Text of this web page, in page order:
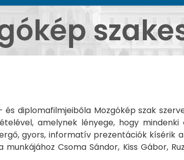
szakest -
diplomafilmjeibőla Mozgókép szak
amelynek lényege, hogy
gyors, informatív prezentációk kísérik
Csoma Sándor, Kiss Gábor,